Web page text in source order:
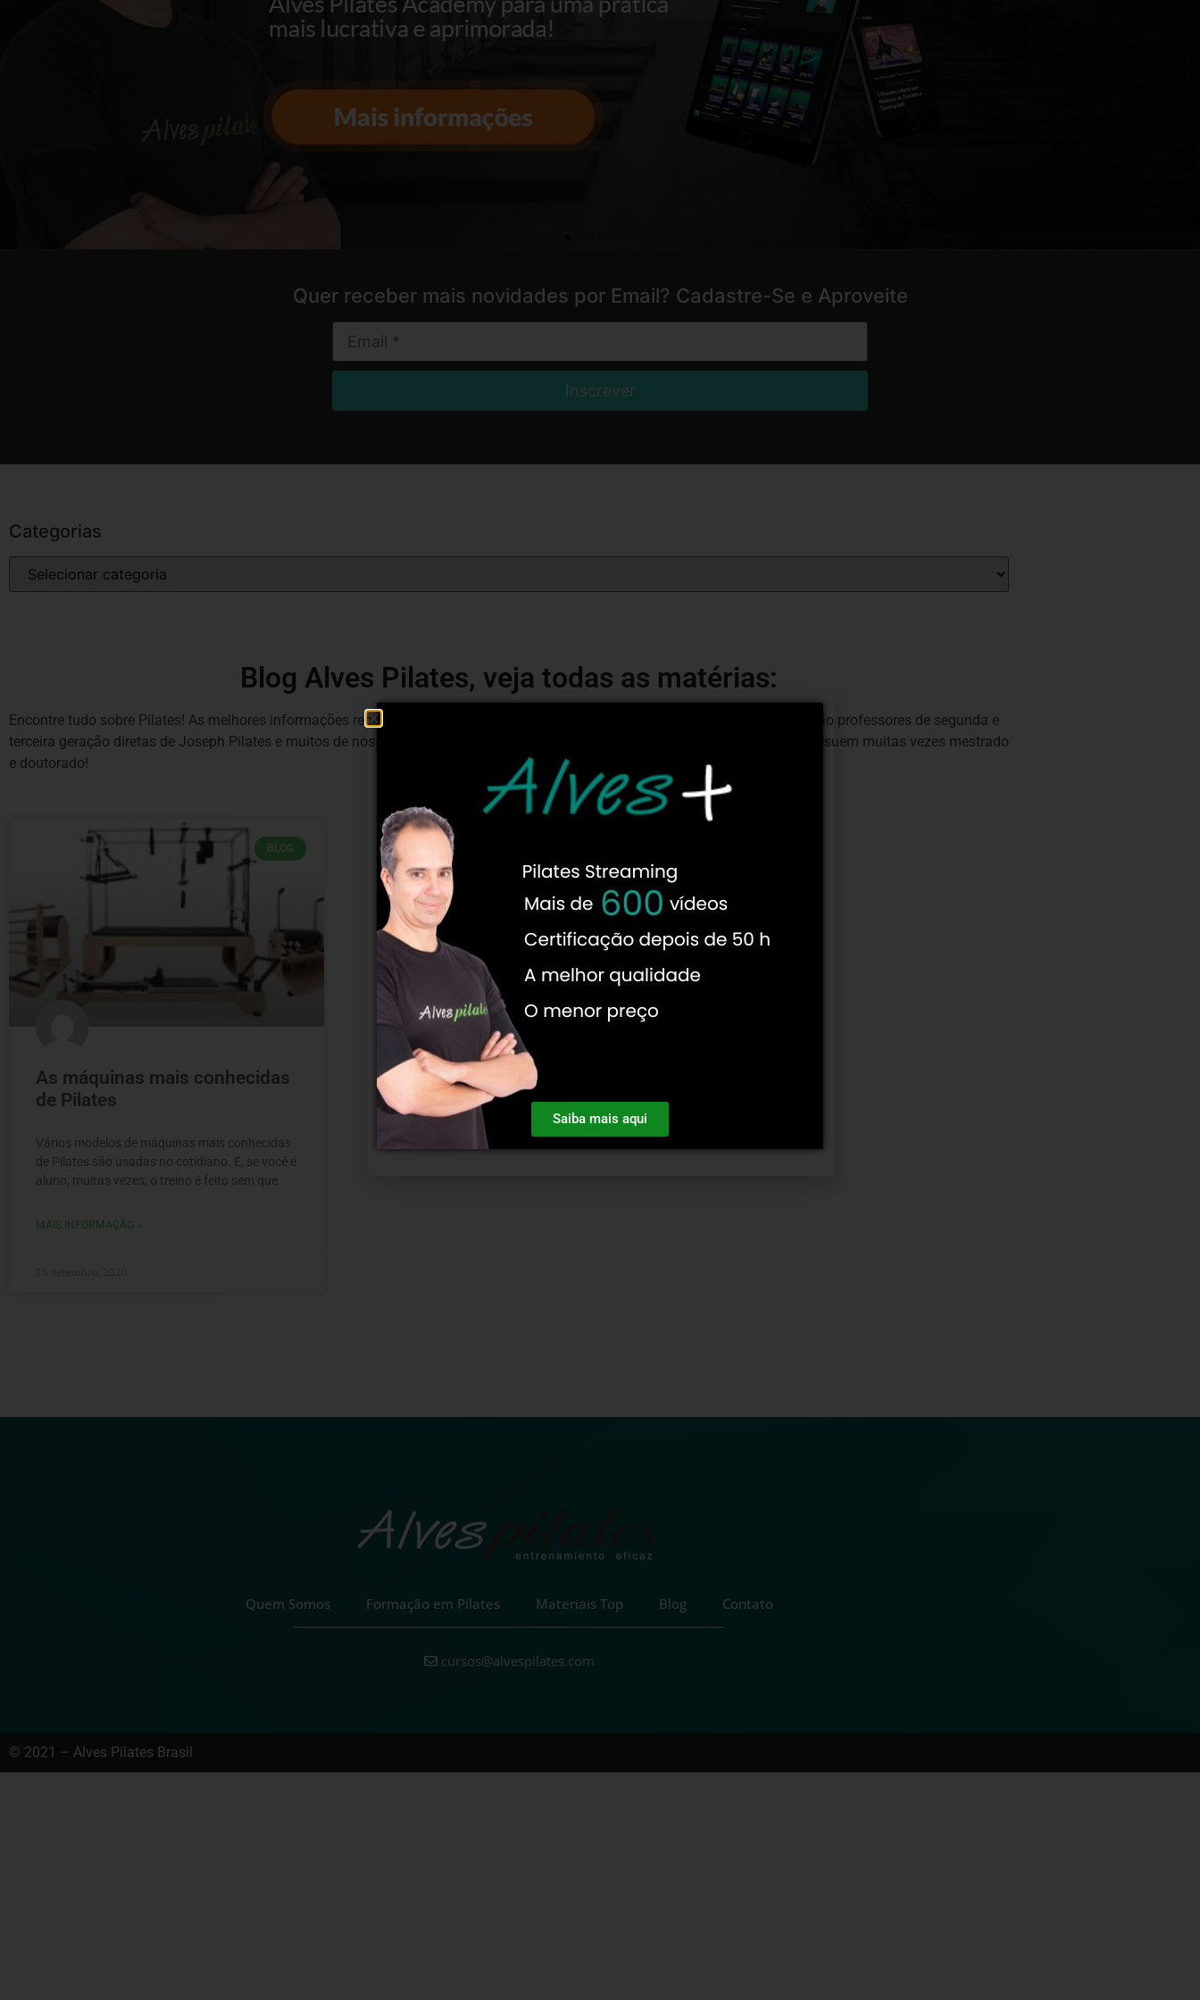
Quer receber mais novidades por Email? Cadastre-Se e Aproveite
Categorias
Blog Alves Pilates, veja todas as matérias:
Encontre tudo sobre Pilates! As melhores informações redigidas por especialistas no tema! Os autores titulares do Blog Pilates são professores de segunda e
terceira geração diretas de Joseph Pilates e muitos de nossos autores convidados são professores conhecidos no meio e que possuem muitas vezes mestrado
e doutorado!
BLOG
As máquinas mais conhecidas
de Pilates
Vários modelos de máquinas mais conhecidas
de Pilates são usadas no cotidiano. E, se você é
aluno, muitas vezes, o treino é feito sem que
MAIS INFORMAÇÃO »
Quem Somos Formação em Pilates Materiais Top Blog Contato
cursos@alvespilates.com
© 2021 – Alves Pilates Brasil
Saiba mais aqui